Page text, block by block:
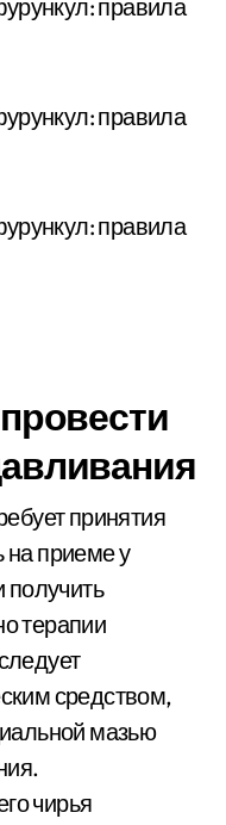
принятия
приеме у
получить
терапии
средством,
мазью
чирья